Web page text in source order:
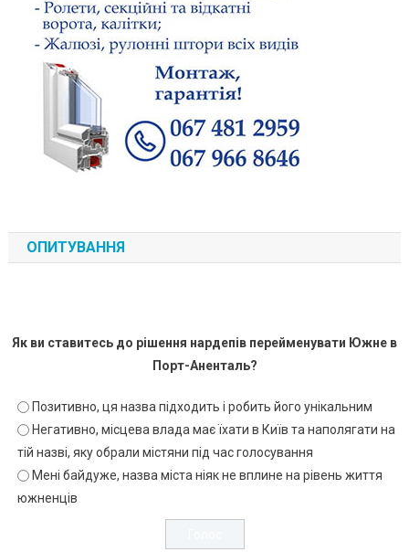
ОПИТУВАННЯ
Як ви ставитесь до рішення нардепів перейменувати Южне в
Порт-Аненталь?
Позитивно, ця назва підходить і робить його унікальним
Негативно, місцева влада має їхати в Київ та наполягати на
тій назві, яку обрали містяни під час голосування
Мені байдуже, назва міста ніяк не вплине на рівень життя
южненців